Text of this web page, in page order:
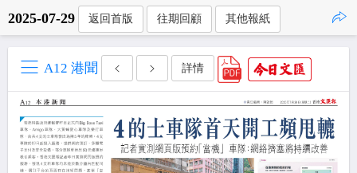
2025-07-29 返回首版 往期回顧 其他報紙
A12 港聞 詳情